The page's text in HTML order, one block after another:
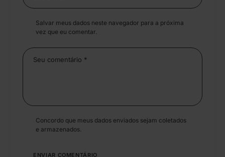
Salvar meus dados neste navegador para a próxima
vez que eu comentar.
Concordo que meus dados enviados sejam coletados
e armazenados.